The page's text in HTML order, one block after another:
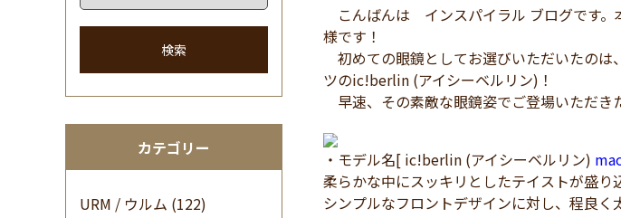
検索
カテゴリー
URM / ウルム (122)
こんばんは インスパイラル ブログです。
様です！
初めての眼鏡としてお選びいただいたのは
ツのic!berlin (アイシーベルリン)！
早速、その素敵な眼鏡姿でご登場いただき
・モデル名[ ic!berlin (アイシーベルリン)
柔らかな中にスッキリとしたテイストが盛り
シンプルなフロントデザインに対し、程良